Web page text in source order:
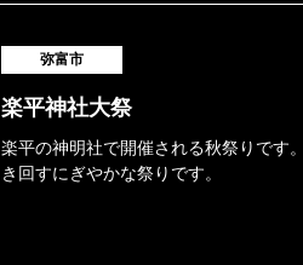
弥富市
楽平神社大祭
楽平の神明社で開催される秋祭りです
き回すにぎやかな祭りです。